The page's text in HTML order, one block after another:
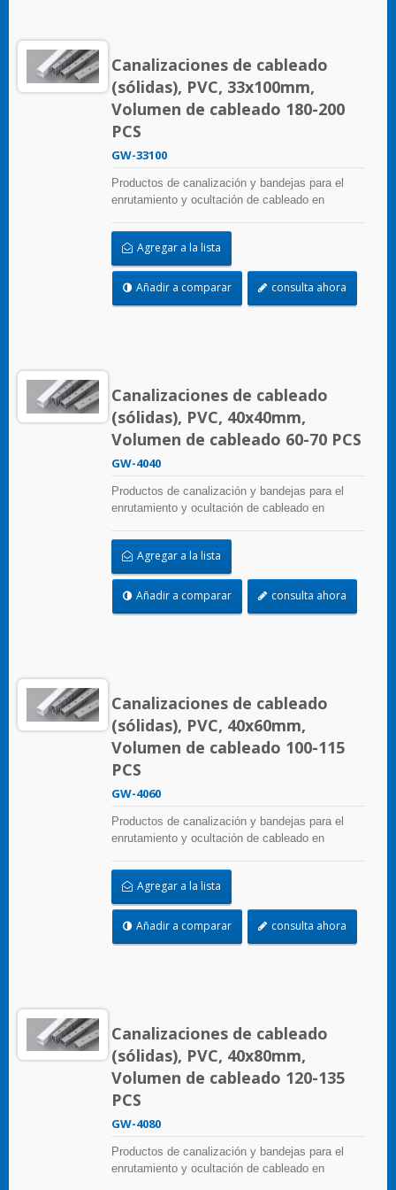
Canalizaciones de cableado
(sólidas), PVC, 33x100mm,
Volumen de cableado 180-200
PCS
GW-33100
Productos de canalización y bandejas para el
enrutamiento y ocultación de cableado en
numerosas configuraciones, materiales, tamaños
y colores para adaptarse a cualquier aplicación.
Seleccione entre una amplia gama de accesorios
y herramientas para una fácil instalación.
Agregar a la lista
Añadir a comparar consulta ahora
Canalizaciones de cableado
(sólidas), PVC, 40x40mm,
Volumen de cableado 60-70 PCS
GW-4040
Productos de canalización y bandejas para el
enrutamiento y ocultación de cableado en
numerosas configuraciones, materiales, tamaños
y colores para adaptarse a cualquier aplicación.
Seleccione entre una amplia gama de accesorios
y herramientas para una fácil instalación.
Agregar a la lista
Añadir a comparar consulta ahora
Canalizaciones de cableado
(sólidas), PVC, 40x60mm,
Volumen de cableado 100-115
PCS
GW-4060
Productos de canalización y bandejas para el
enrutamiento y ocultación de cableado en
numerosas configuraciones, materiales, tamaños
y colores para adaptarse a cualquier aplicación.
Seleccione entre una amplia gama de accesorios
y herramientas para una fácil instalación.
Agregar a la lista
Añadir a comparar consulta ahora
Canalizaciones de cableado
(sólidas), PVC, 40x80mm,
Volumen de cableado 120-135
PCS
GW-4080
Productos de canalización y bandejas para el
enrutamiento y ocultación de cableado en